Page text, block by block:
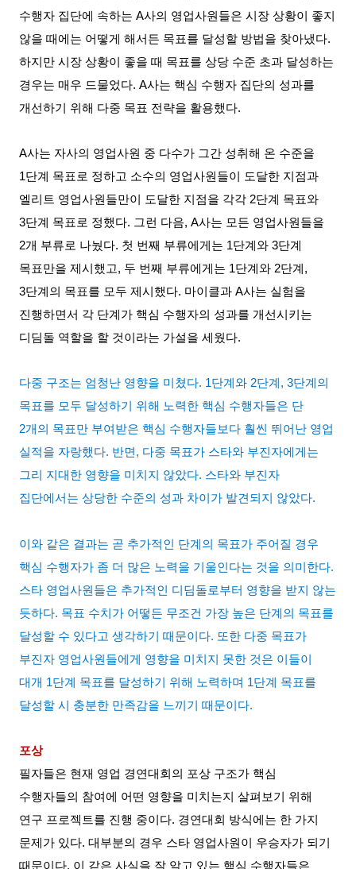
수행자 집단에 속하는 A사의 영업사원들은 시장 상황이 좋지
않을 때에는 어떻게 해서든 목표를 달성할 방법을 찾아냈다.
하지만 시장 상황이 좋을 때 목표를 상당 수준 초과 달성하는
경우는 매우 드물었다. A사는 핵심 수행자 집단의 성과를
개선하기 위해 다중 목표 전략을 활용했다.
A사는 자사의 영업사원 중 다수가 그간 성취해 온 수준을
1단계 목표로 정하고 소수의 영업사원들이 도달한 지점과
엘리트 영업사원들만이 도달한 지점을 각각 2단계 목표와
3단계 목표로 정했다. 그런 다음, A사는 모든 영업사원들을
2개 부류로 나눴다. 첫 번째 부류에게는 1단계와 3단계
목표만을 제시했고, 두 번째 부류에게는 1단계와 2단계 ,
3단계의 목표를 모두 제시했다. 마이클과 A사는 실험을
진행하면서 각 단계가 핵심 수행자의 성과를 개선시키는
디딤돌 역할을 할 것이라는 가설을 세웠다.
다중 구조는 엄청난 영향을 미쳤다. 1단계와 2단계 , 3단계의
목표를 모두 달성하기 위해 노력한 핵심 수행자들은 단
2개의 목표만 부여받은 핵심 수행자들보다 훨씬 뛰어난 영업
실적을 자랑했다. 반면 , 다중 목표가 스타와 부진자에게는
그리 지대한 영향을 미치지 않았다. 스타와 부진자
집단에서는 상당한 수준의 성과 차이가 발견되지 않았다.
이와 같은 결과는 곧 추가적인 단계의 목표가 주어질 경우
핵심 수행자가 좀 더 많은 노력을 기울인다는 것을 의미한다.
스타 영업사원들은 추가적인 디딤돌로부터 영향을 받지 않는
듯하다. 목표 수치가 어떻든 무조건 가장 높은 단계의 목표를
달성할 수 있다고 생각하기 때문이다. 또한 다중 목표가
부진자 영업사원들에게 영향을 미치지 못한 것은 이들이
대개 1단계 목표를 달성하기 위해 노력하며 1단계 목표를
달성할 시 충분한 만족감을 느끼기 때문이다.
포상
필자들은 현재 영업 경연대회의 포상 구조가 핵심
수행자들의 참여에 어떤 영향을 미치는지 살펴보기 위해
연구 프로젝트를 진행 중이다. 경연대회 방식에는 한 가지
문제가 있다.대부분의 경우 스타 영업사원이 우승자가 되기
때문이다. 이 같은 사실을 잘 알고 있는 핵심 수행자들은